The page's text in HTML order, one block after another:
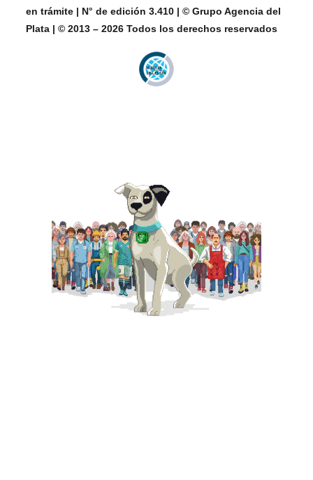
en trámite | N° de edición 3.410 | © Grupo Agencia del
Plata | © 2013 – 2026 Todos los derechos reservados